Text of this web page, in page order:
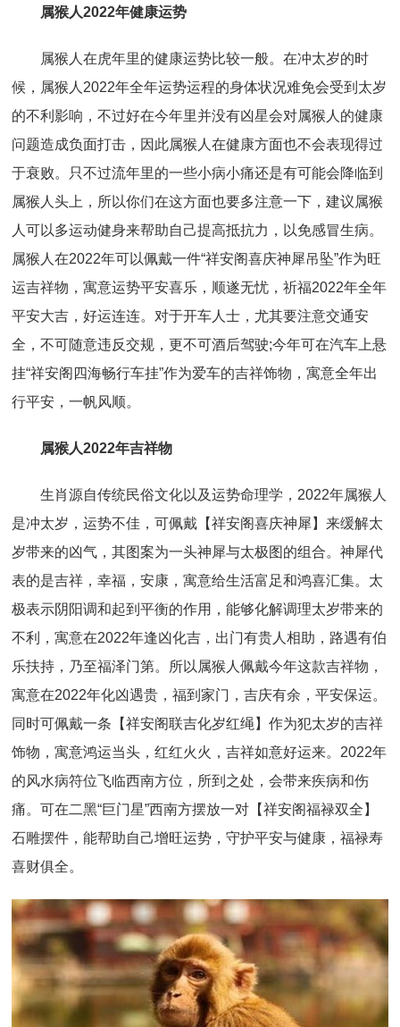
属猴人2022年健康运势
属猴人在虎年里的健康运势比较一般。在冲太岁的时
候，属猴人2022年全年运势运程的身体状况难免会受到太岁
的不利影响，不过好在今年里并没有凶星会对属猴人的健康
问题造成负面打击，因此属猴人在健康方面也不会表现得过
于衰败。只不过流年里的一些小病小痛还是有可能会降临到
属猴人头上，所以你们在这方面也要多注意一下，建议属猴
人可以多运动健身来帮助自己提高抵抗力，以免感冒生病。
属猴人在2022年可以佩戴一件“祥安阁喜庆神犀吊坠”作为旺
运吉祥物，寓意运势平安喜乐，顺遂无忧，祈福2022年全年
平安大吉，好运连连。对于开车人士，尤其要注意交通安
全，不可随意违反交规，更不可酒后驾驶;今年可在汽车上悬
挂“祥安阁四海畅行车挂”作为爱车的吉祥饰物，寓意全年出
行平安，一帆风顺。
属猴人2022年吉祥物
生肖源自传统民俗文化以及运势命理学，2022年属猴人
是冲太岁，运势不佳，可佩戴【祥安阁喜庆神犀】来缓解太
岁带来的凶气，其图案为一头神犀与太极图的组合。神犀代
表的是吉祥，幸福，安康，寓意给生活富足和鸿喜汇集。太
极表示阴阳调和起到平衡的作用，能够化解调理太岁带来的
不利，寓意在2022年逢凶化吉，出门有贵人相助，路遇有伯
乐扶持，乃至福泽门第。所以属猴人佩戴今年这款吉祥物，
寓意在2022年化凶遇贵，福到家门，吉庆有余，平安保运。
同时可佩戴一条【祥安阁联吉化岁红绳】作为犯太岁的吉祥
饰物，寓意鸿运当头，红红火火，吉祥如意好运来。2022年
的风水病符位飞临西南方位，所到之处，会带来疾病和伤
痛。可在二黑“巨门星”西南方摆放一对【祥安阁福禄双全】
石雕摆件，能帮助自己增旺运势，守护平安与健康，福禄寿
喜财俱全。